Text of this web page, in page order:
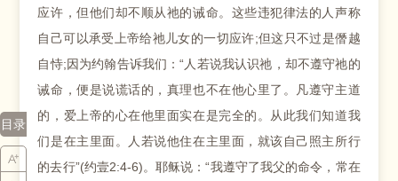
应许，但他们却不顺从祂的诫命。这些违犯律法的人声称
自己可以承受上帝给祂儿女的一切应许;但这只不过是僭越
自恃;因为约翰告诉我们：“人若说我认识祂，却不遵守祂的
诫命，便是说谎话的，真理也不在他心里了。凡遵守主道
的，爱上帝的心在他里面实在是完全的。从此我们知道我
们是在主里面。人若说他住在主里面，就该自己照主所行
的去行”(约壹2:4-6)。耶稣说：“我遵守了我父的命令，常在
目录